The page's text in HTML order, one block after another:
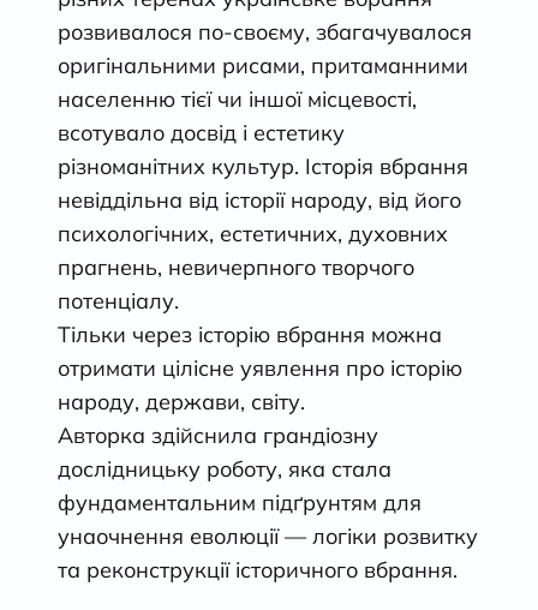
розвивалося по-своєму, збагачувалося
оригінальними рисами, притаманними
населенню тієї чи іншої місцевості,
всотувало досвід і естетику
різноманітних культур. Історія вбрання
невіддільна від історії народу, від його
психологічних, естетичних, духовних
прагнень, невичерпного творчого
потенціалу.
Тільки через історію вбрання можна
отримати цілісне уявлення про історію
народу, держави, світу.
Авторка здійснила грандіозну
дослідницьку роботу, яка стала
фундаментальним підґрунтям для
унаочнення еволюції — логіки розвитку
та реконструкції історичного вбрання.